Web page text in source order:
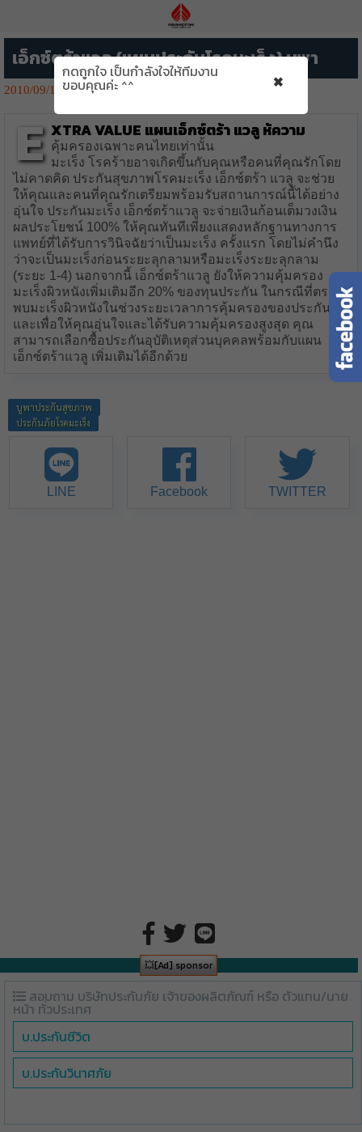
เอ็กซ์ตร้าแวลู (แผนประกันโรคมะเร็ง) บูพา
2010/09/131708👁️‍🗨️
E xtra value แผนเอ็กซ์ตร้า แวลู ห้ความ
คุ้มครองเฉพาะคนไทยเท่านั้น
มะเร็ง โรคร้ายอาจเกิดขึ้นกับคุณหรือคนที่คุณรักโดย
ไม่คาดคิด ประกันสุขภาพโรคมะเร็ง เอ็กซ์ตร้า แวลู จะช่วย
ให้คุณและคนที่คุณรักเตรียมพร้อมรับสถานการณ์นี้ได้อย่าง
อุ่นใจ ประกันมะเร็ง เอ็กซ์ตร้าแวลู จะจ่ายเงินก้อนเต็มวงเงิน
ผลประโยชน์ 100% ให้คุณทันทีเพียงแสดงหลักฐานทางการ
แพทย์ที่ได้รับการวินิจฉัยว่าเป็นมะเร็ง ครั้งแรก โดยไม่คำนึง
ว่าจะเป็นมะเร็งก่อนระยะลุกลามหรือมะเร็งระยะลุกลาม
(ระยะ 1-4) นอกจากนี้ เอ็กซ์ตร้าแวลู ยังให้ความคุ้มครอง
มะเร็งผิวหนังเพิ่มเติมอีก 20% ของทุนประกัน ในกรณีที่ตรวจ
พบมะเร็งผิวหนังในช่วงระยะเวลาการคุ้มครองของประกัน
และเพื่อให้คุณอุ่นใจและได้รับความคุ้มครองสูงสุด คุณ
สามารถเลือกซื้อประกันอุบัติเหตุส่วนบุคคลพร้อมกับแผน
เอ็กซ์ตร้าแวลู เพิ่มเติมได้อีกด้วย
บูพาประกันสุขภาพ
ประกันภัยโรคมะเร็ง
LINE Facebook TWITTER
💥[Ad] sponsor
สอบถาม บริษัทประกันภัย เจ้าของผลิตภัณฑ์ หรือ ตัวแทน/นาย
หน้า ทั่วประเทศ
บ.ประกันชีวิต
บ.ประกันวินาศภัย
กดถูกใจ เป็นกำลังใจให้ทีมงาน
ขอบคุณค่ะ ^^ ×